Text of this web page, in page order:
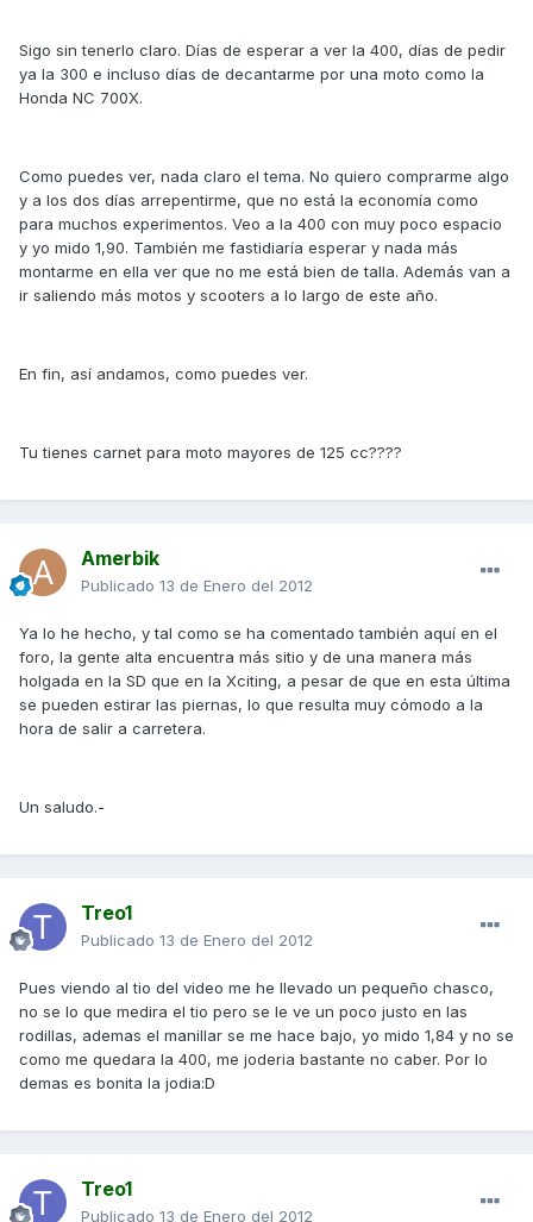
Sigo sin tenerlo claro. Días de esperar a ver la 400, días de pedir
ya la 300 e incluso días de decantarme por una moto como la
Honda NC 700X.
Como puedes ver, nada claro el tema. No quiero comprarme algo
y a los dos días arrepentirme, que no está la economía como
para muchos experimentos. Veo a la 400 con muy poco espacio
y yo mido 1,90. También me fastidiaría esperar y nada más
montarme en ella ver que no me está bien de talla. Además van a
ir saliendo más motos y scooters a lo largo de este año.
En fin, así andamos, como puedes ver.
Tu tienes carnet para moto mayores de 125 cc????
Amerbik
Publicado 13 de Enero del 2012
Ya lo he hecho, y tal como se ha comentado también aquí en el
foro, la gente alta encuentra más sitio y de una manera más
holgada en la SD que en la Xciting, a pesar de que en esta última
se pueden estirar las piernas, lo que resulta muy cómodo a la
hora de salir a carretera.
Un saludo.-
Treo1
Publicado 13 de Enero del 2012
Pues viendo al tio del video me he llevado un pequeño chasco,
no se lo que medira el tio pero se le ve un poco justo en las
rodillas, ademas el manillar se me hace bajo, yo mido 1,84 y no se
como me quedara la 400, me joderia bastante no caber. Por lo
demas es bonita la jodia:D
Treo1
Publicado 13 de Enero del 2012